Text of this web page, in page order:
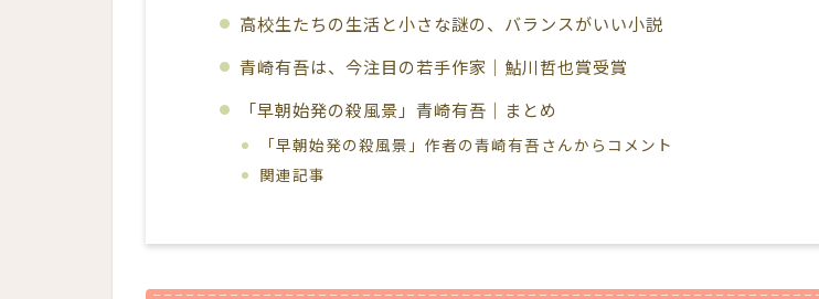
高校生たちの生活と小さな謎の、バランスがいい小説
青崎有吾は、今注目の若手作家｜鮎川哲也賞受賞
「早朝始発の殺風景」青崎有吾｜まとめ
「早朝始発の殺風景」作者の青崎有吾さんからコメント
関連記事